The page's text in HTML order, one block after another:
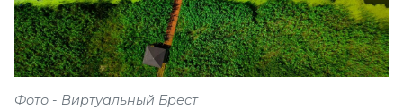
Фото - Виртуальный Брест